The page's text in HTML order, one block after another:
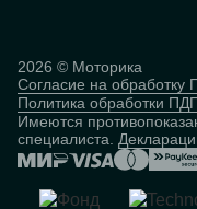
База знаний
Человек
кибернетический
2026 © Моторика
Согласие на обработку
Политика обработки ПД
Имеются
специалиста.